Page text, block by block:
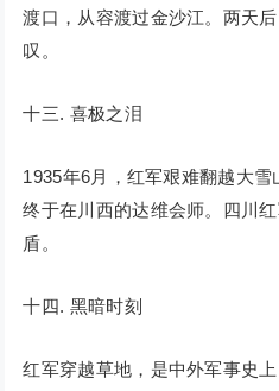
渡口，从容渡过金沙江。两天
叹。
十三. 喜极之泪
1935年6月，红军艰难翻越大
终于在川西的达维会师。四川
盾。
十四. 黑暗时刻
红军穿越草地，是中外军事史